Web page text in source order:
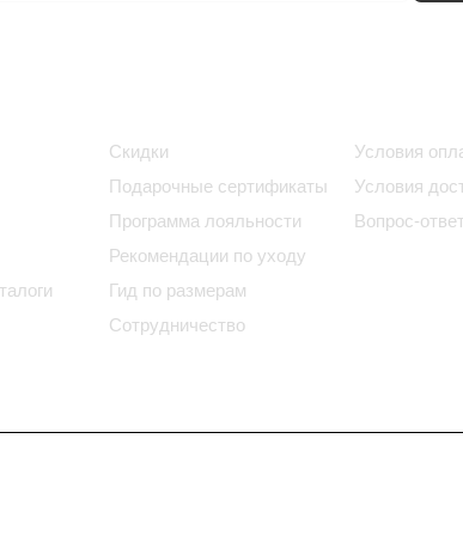
Скидки
Подарочные сертификаты
Программа лояльности
Рекомендации по уходу
Гид по размерам
Сотрудничество
Условия
Условия
Вопрос-ответ